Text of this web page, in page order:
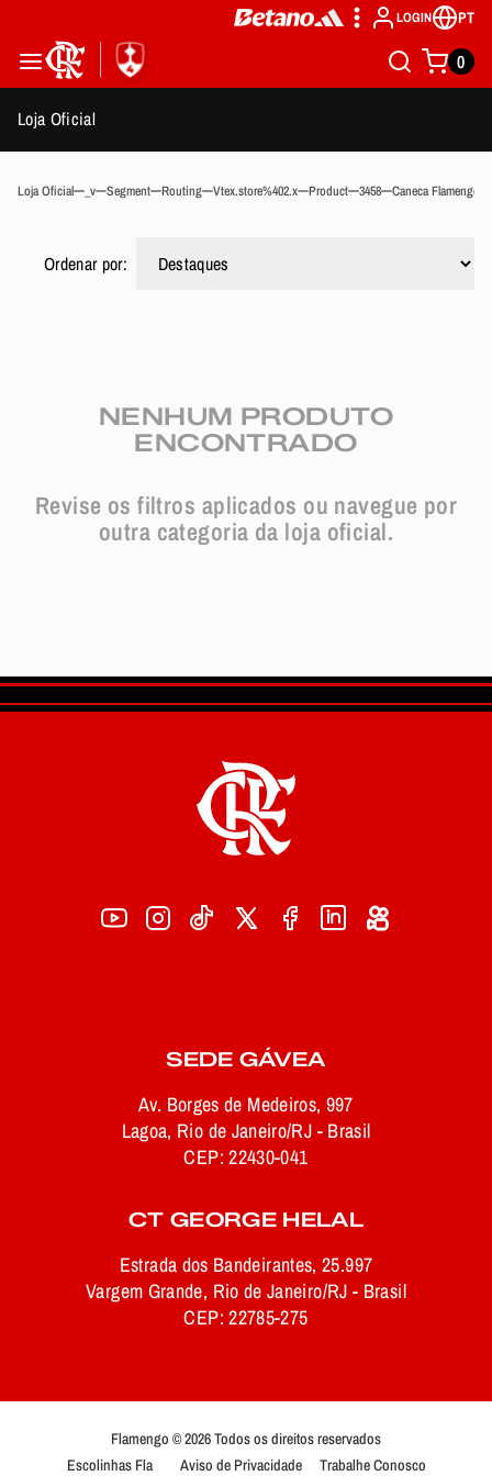
LOGIN PT
0
Loja Oficial
Loja Oficial _v Segment Routing Vtex.store%402.x Product 3458 Caneca Flamengo
Ordenar por:
NENHUM PRODUTO
ENCONTRADO
Revise os filtros aplicados ou navegue por
outra categoria da loja oficial.
SEDE GÁVEA
Av. Borges de Medeiros, 997
Lagoa, Rio de Janeiro/RJ - Brasil
CEP: 22430-041
CT GEORGE HELAL
Estrada dos Bandeirantes, 25.997
Vargem Grande, Rio de Janeiro/RJ - Brasil
CEP: 22785-275
Flamengo © 2026 Todos os direitos reservados
Escolinhas Fla
Aviso de Privacidade Trabalhe Conosco